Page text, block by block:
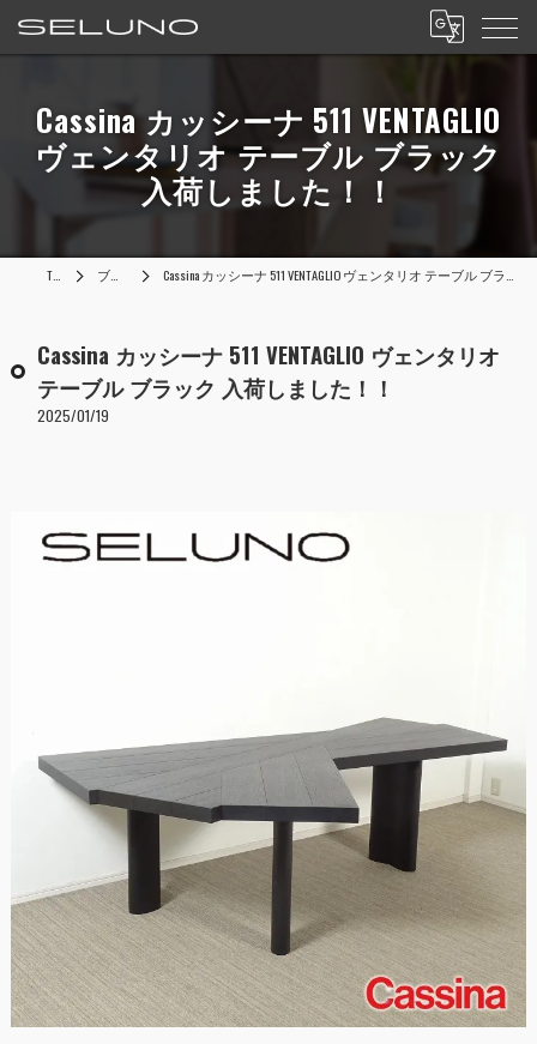
Cassina カッシーナ 511 VENTAGLIO
ヴェンタリオ テーブル ブラック
入荷しました！！
TOP ブログ Cassina カッシーナ 511 VENTAGLIO ヴェンタリオ テーブル ブラック 入荷しました！！
Cassina カッシーナ 511 VENTAGLIO ヴェンタリオ
テーブル ブラック 入荷しました！！
2025/01/19